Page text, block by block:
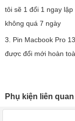
tôi sẽ 1 đổi 1 ngay
không quá 7 ngày
3. Pin Macbook Pro
được đổi mới hoàn
Phụ kiện liên quan